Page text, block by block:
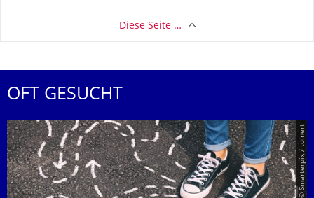
Diese Seite …
OFT GESUCHT
© Smarterpix / tomert